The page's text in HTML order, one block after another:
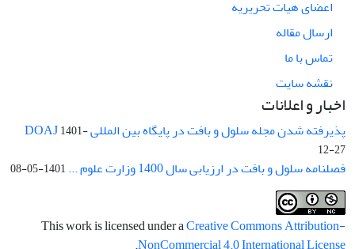
اعضای هیات تحریریه
ارسال مقاله
تماس با ما
نقشه سایت
اخبار و اعلانات
پذیرفته شدن مجله سلول و بافت در پایگاه بین المللی DOAJ1401-
12-27
فصلنامه سلول و بافت در ارزیابی سال 1400 وزارت علوم ... 1401-05-08
This work is licensed under aCreative Commons Attribution-